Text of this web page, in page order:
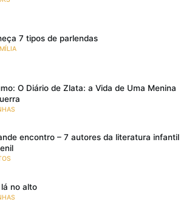
7 tipos de parlendas
O Diário de Zlata: a Vida de Uma Menina
encontro – 7 autores da literatura infantil
lá no alto